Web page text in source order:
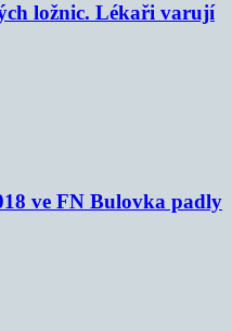
ložnic. Lékaři varují
ve FN Bulovka padly